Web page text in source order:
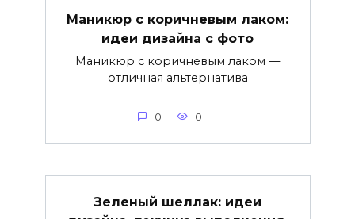
Маникюр с коричневым лаком:
идеи дизайна с фото
Маникюр с коричневым лаком —
отличная альтернатива
0 0
Зеленый шеллак: идеи